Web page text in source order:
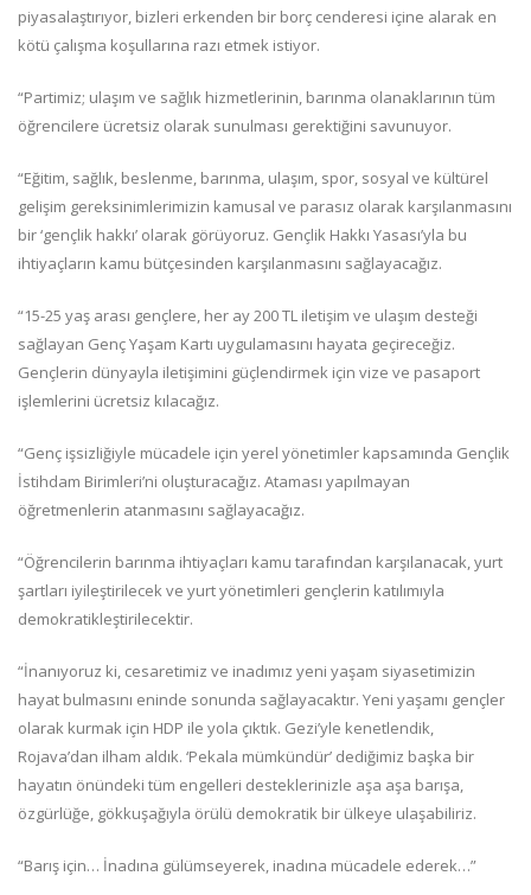
piyasalaştırıyor, bizleri erkenden bir borç cenderesi içine alarak en
kötü çalışma koşullarına razı etmek istiyor.
“Partimiz; ulaşım ve sağlık hizmetlerinin, barınma olanaklarının tüm
öğrencilere ücretsiz olarak sunulması gerektiğini savunuyor.
“Eğitim, sağlık, beslenme, barınma, ulaşım, spor, sosyal ve kültürel
gelişim gereksinimlerimizin kamusal ve parasız olarak karşılanmasını
bir ‘gençlik hakkı’ olarak görüyoruz. Gençlik Hakkı Yasası’yla bu
ihtiyaçların kamu bütçesinden karşılanmasını sağlayacağız.
“15-25 yaş arası gençlere, her ay 200 TL iletişim ve ulaşım desteği
sağlayan Genç Yaşam Kartı uygulamasını hayata geçireceğiz.
Gençlerin dünyayla iletişimini güçlendirmek için vize ve pasaport
işlemlerini ücretsiz kılacağız.
“Genç işsizliğiyle mücadele için yerel yönetimler kapsamında Gençlik
İstihdam Birimleri’ni oluşturacağız. Ataması yapılmayan
öğretmenlerin atanmasını sağlayacağız.
“Öğrencilerin barınma ihtiyaçları kamu tarafından karşılanacak, yurt
şartları iyileştirilecek ve yurt yönetimleri gençlerin katılımıyla
demokratikleştirilecektir.
“İnanıyoruz ki, cesaretimiz ve inadımız yeni yaşam siyasetimizin
hayat bulmasını eninde sonunda sağlayacaktır. Yeni yaşamı gençler
olarak kurmak için HDP ile yola çıktık. Gezi’yle kenetlendik,
Rojava’dan ilham aldık. ‘Pekala mümkündür’ dediğimiz başka bir
hayatın önündeki tüm engelleri desteklerinizle aşa aşa barışa,
özgürlüğe, gökkuşağıyla örülü demokratik bir ülkeye ulaşabiliriz.
“Barış için… İnadına gülümseyerek, inadına mücadele ederek…”